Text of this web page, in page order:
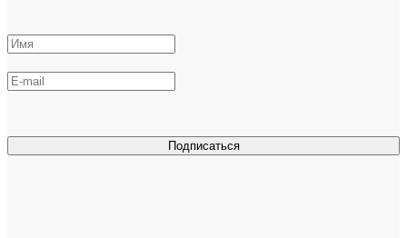
Подписаться